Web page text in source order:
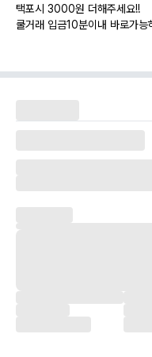
택포시 3000원 더해주세요!!
쿨거래 입금10분이내 바로가능
네이버카페